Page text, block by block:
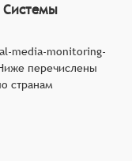
Системы
media-monitoring-
перечислены
странам